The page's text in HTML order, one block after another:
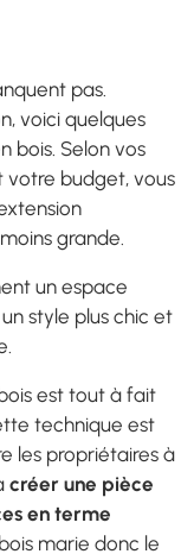
pas.
voici quelques
bois. Selon vos
votre budget, vous
grande.
un espace
style plus chic et
est tout à fait
technique est
les propriétaires à
créer une pièce
en terme
marie donc le